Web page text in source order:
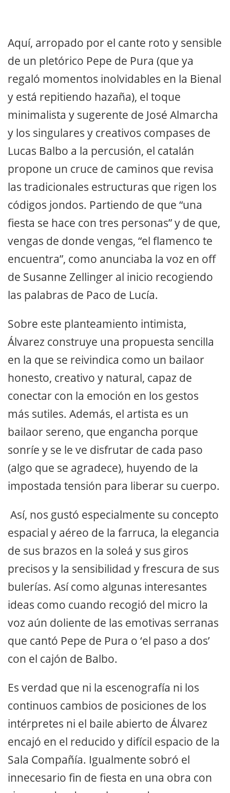
Aquí, arropado por el cante roto y sensible
de un pletórico Pepe de Pura (que ya
regaló momentos inolvidables en la Bienal
y está repitiendo hazaña), el toque
minimalista y sugerente de José Almarcha
y los singulares y creativos compases de
Lucas Balbo a la percusión, el catalán
propone un cruce de caminos que revisa
las tradicionales estructuras que rigen los
códigos jondos. Partiendo de que “una
fiesta se hace con tres personas” y de que,
vengas de donde vengas, “el flamenco te
encuentra”, como anunciaba la voz en off
de Susanne Zellinger al inicio recogiendo
las palabras de Paco de Lucía.
Sobre este planteamiento intimista,
Álvarez construye una propuesta sencilla
en la que se reivindica como un bailaor
honesto, creativo y natural, capaz de
conectar con la emoción en los gestos
más sutiles. Además, el artista es un
bailaor sereno, que engancha porque
sonríe y se le ve disfrutar de cada paso
(algo que se agradece), huyendo de la
impostada tensión para liberar su cuerpo.
Así, nos gustó especialmente su concepto
espacial y aéreo de la farruca, la elegancia
de sus brazos en la soleá y sus giros
precisos y la sensibilidad y frescura de sus
bulerías. Así como algunas interesantes
ideas como cuando recogió del micro la
voz aún doliente de las emotivas serranas
que cantó Pepe de Pura o ‘el paso a dos’
con el cajón de Balbo.
Es verdad que ni la escenografía ni los
continuos cambios de posiciones de los
intérpretes ni el baile abierto de Álvarez
encajó en el reducido y difícil espacio de la
Sala Compañía. Igualmente sobró el
innecesario fin de fiesta en una obra con